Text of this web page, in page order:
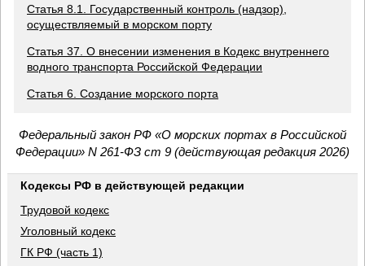
Статья 8.1. Государственный контроль (надзор),
осуществляемый в морском порту
Статья 37. О внесении изменения в Кодекс внутреннего
водного транспорта Российской Федерации
Статья 6. Создание морского порта
Федеральный закон РФ «О морских портах в Российской
Федерации» N 261-ФЗ ст 9 (действующая редакция 2026)
Кодексы РФ в действующей редакции
Трудовой кодекс
Уголовный кодекс
ГК РФ (часть 1)